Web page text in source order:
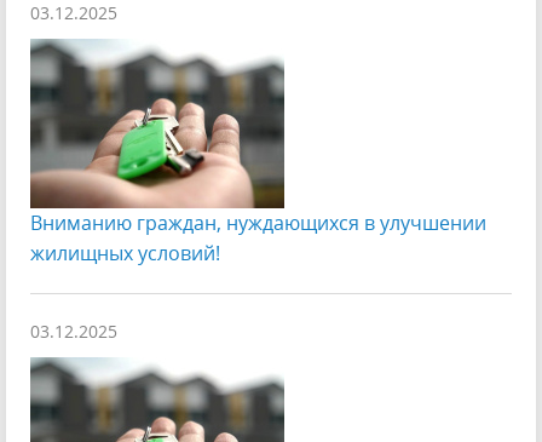
03.12.2025
Вниманию граждан, нуждающихся в улучшении
жилищных условий!
03.12.2025